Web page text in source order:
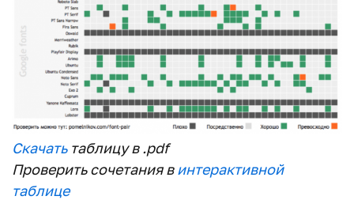
Скачатьтаблицу в .pdf
Проверить сочетания винтерактивной
таблице